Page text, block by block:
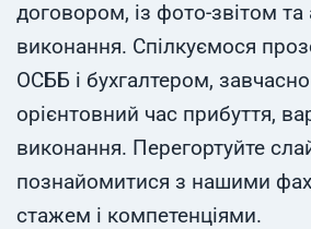
договором, із фото-звітом
виконання. Спілкуємося
ОСББ і бухгалтером,
орієнтовний час прибуття,
виконання. Перегортуйте
познайомитися з нашими
стажем і компетенціями.